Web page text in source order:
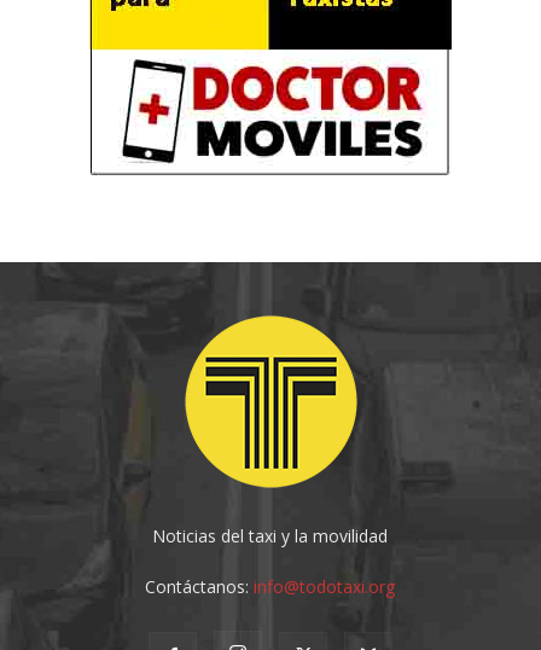
Noticias del taxi y la movilidad
Contáctanos:info@todotaxi.org